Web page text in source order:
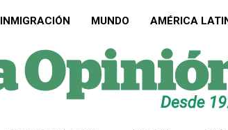
INMIGRACIÓN MUNDO AMÉRICA